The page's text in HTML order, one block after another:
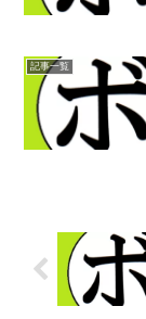
記事一覧